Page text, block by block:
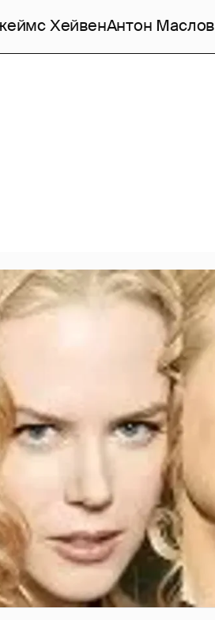
ХейвенАнтон Маслов